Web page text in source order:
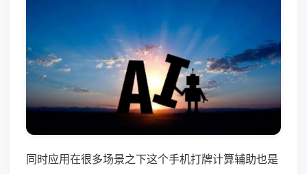
同时应用在很多场景之下这个手机打牌计算辅助也是